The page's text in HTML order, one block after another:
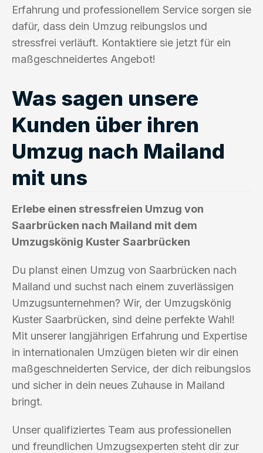
Erfahrung und professionellem Service sorgen sie
dafür, dass dein Umzug reibungslos und
stressfrei verläuft. Kontaktiere sie jetzt für ein
maßgeschneidertes Angebot!
Was sagen unsere
Kunden über ihren
Umzug nach Mailand
mit uns
Erlebe einen stressfreien Umzug von
Saarbrücken nach Mailand mit dem
Umzugskönig Kuster Saarbrücken
Du planst einen Umzug von Saarbrücken nach
Mailand und suchst nach einem zuverlässigen
Umzugsunternehmen? Wir, der Umzugskönig
Kuster Saarbrücken, sind deine perfekte Wahl!
Mit unserer langjährigen Erfahrung und Expertise
in internationalen Umzügen bieten wir dir einen
maßgeschneiderten Service, der dich reibungslos
und sicher in dein neues Zuhause in Mailand
bringt.
Unser qualifiziertes Team aus professionellen
und freundlichen Umzugsexperten steht dir zur